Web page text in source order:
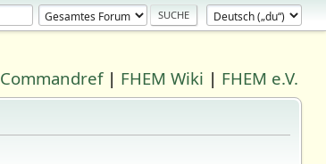
Commandref| FHEM Wiki | FHEM e.V.